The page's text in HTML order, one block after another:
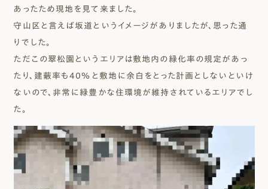
あったため現地を見て来ました。
守山区と言えば坂道というイメージがありましたが、思った通
りでした。
ただこの翠松園というエリアは敷地内の緑化率の規定があっ
たり、建蔽率も40％と敷地に余白をとった計画としないといけ
ないので、非常に緑豊かな住環境が維持されているエリアでし
た。